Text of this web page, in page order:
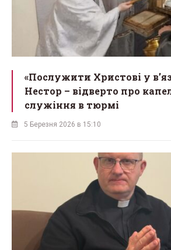
«Послужити Христові у
Нестор – відверто про
служіння в тюрмі
5 Березня 2026 в 15:10